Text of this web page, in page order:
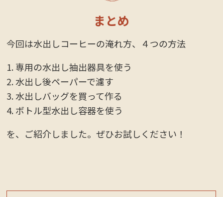
まとめ
今回は水出しコーヒーの淹れ方、４つの方法
専用の水出し抽出器具を使う
水出し後ペーパーで濾す
水出しバッグを買って作る
ボトル型水出し容器を使う
を、ご紹介しました。ぜひお試しください！